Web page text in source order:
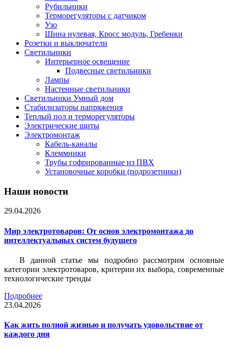
Рубильники
Терморегуляторы с датчиком
Узо
Шина нулевая, Кросс модуль, Гребенки
Розетки и выключатели
Светильники
Интерьерное освещение
Подвесные светильники
Лампы
Настенные светильники
Светильники Умный дом
Стабилизаторы напряжения
Теплый пол и терморегуляторы
Электрические щиты
Электромонтаж
Кабель-каналы
Клеммники
Трубы гофрированные из ПВХ
Установочные коробки (подрозетники)
Наши новости
29.04.2026
Мир электротоваров: От основ электромонтажа до
интеллектуальных систем будущего
В данной статье мы подробно рассмотрим основные
категории электротоваров, критерии их выбора, современные
технологические тренды
Подробнее
23.04.2026
Как жить полной жизнью и получать удовольствие от
каждого дня